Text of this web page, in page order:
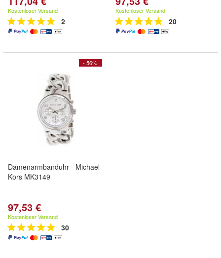
Kostenloser Versand
2
Kostenloser Versand
20
- 56%
Damenarmbanduhr - Michael
Kors MK3149
97,53 €
Kostenloser Versand
30